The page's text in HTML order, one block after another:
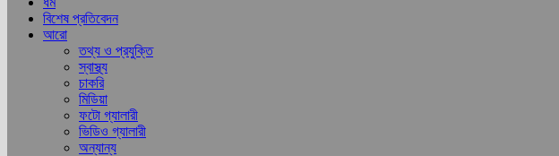
বিশেষ প্রতিবেদন
আরো
তথ্য ও প্রযুক্তি
স্বাস্থ্য
চাকরি
মিডিয়া
ফটো গ্যালারী
ভিডিও গ্যালারী
অন্যান্য